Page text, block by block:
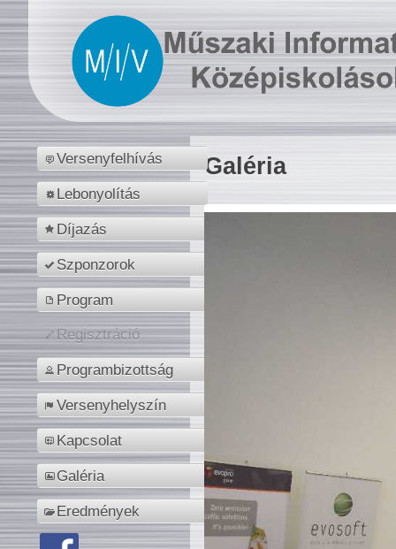
Versenyfelhívás
Lebonyolítás
Díjazás
Szponzorok
Program
Regisztráció
Programbizottság
Versenyhelyszín
Kapcsolat
Galéria
Eredmények
Galéria